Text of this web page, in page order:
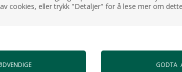
cookies, eller trykk "Detaljer" for å lese mer om